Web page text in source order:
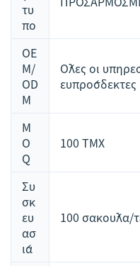
τυ
πο
OE
M/
OD
M
Όλες οι
ευπρόσδεκτες
M
O
Q
100 ΤΜΧ
Συ
σκ
ευ
ασ
ία
100 σακούλα/